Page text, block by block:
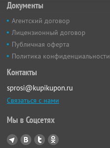
Документы
Агентский договор
Лицензионный договор
Публичная оферта
Политика конфиденциальности
Контакты
sprosi@kupikupon.ru
Связаться с нами
Мы в Соцсетях